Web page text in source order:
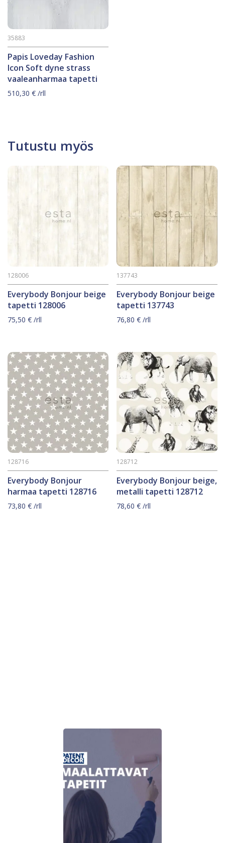
Papis Loveday Fashion
Icon Soft dyne strass
vaaleanharmaa tapetti
35883
510,30 € /rll
Tutustu myös
Everybody Bonjour beige
tapetti 128006
128006
75,50 € /rll
Everybody Bonjour beige
tapetti 137743
137743
76,80€ /rll
Everybody Bonjour
harmaa tapetti 128716
128716
73,80 € /rll
Everybody Bonjour beige,
metalli tapetti 128712
128712
78,60€ /rll